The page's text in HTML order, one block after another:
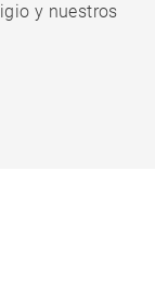
y nuestros